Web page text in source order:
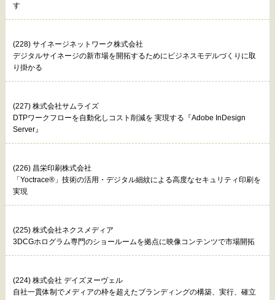
す
(228) サイネージネットワーク株式会社
デジタルサイネージの新市場を開拓するためにビジネスモデルづくりに取
り掛かる
(227) 株式会社サムライズ
DTPワークフローを自動化しコスト削減を 実現する『Adobe InDesign
Server』
(226) 昌栄印刷株式会社
「Yoctrace®」技術の活用・デジタル細紋による高度なセキュリティ印刷を
実現
(225) 株式会社ネクスメディア
3DCGホログラム専門のショールームを拠点に映像コンテンツで市場開拓
(224) 株式会社 デイズヌーヴェル
自社一貫体制でメディアの枠を超えたブランディングの構築、実行、確立